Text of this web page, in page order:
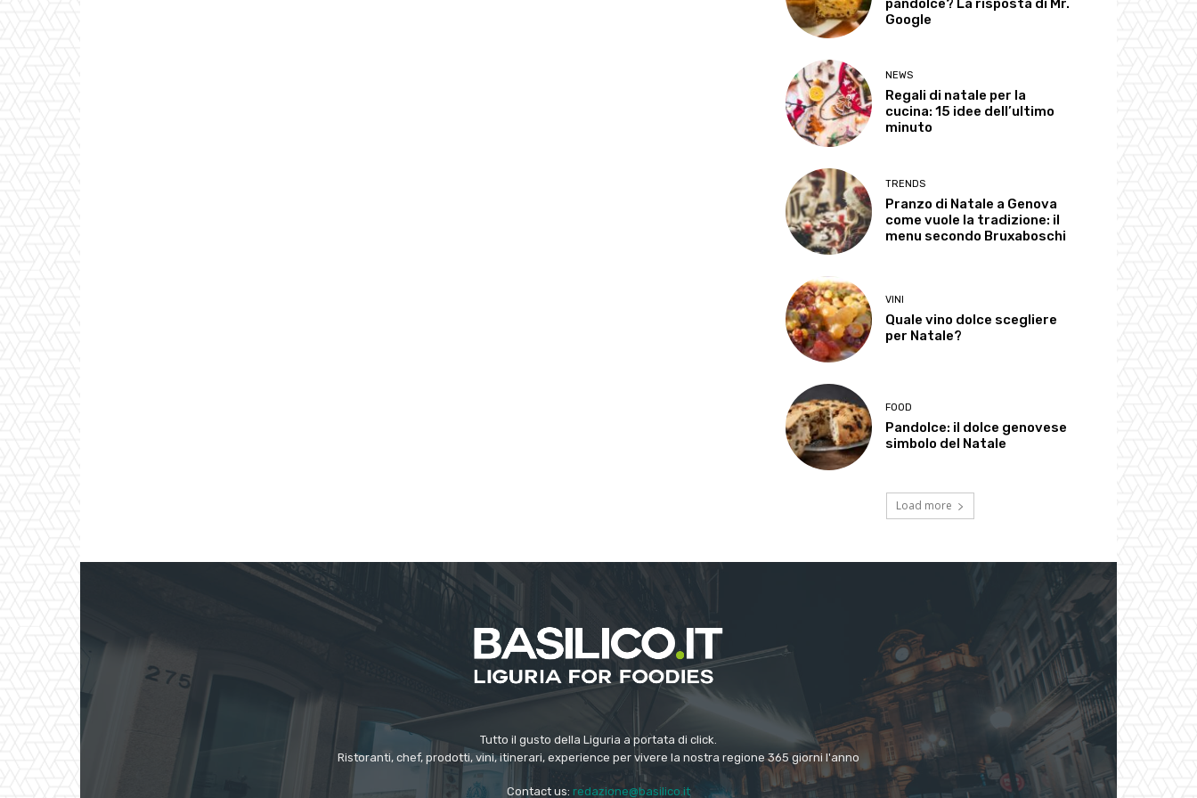
pandolce? La risposta di Mr.
Google
NEWS
Regali di natale per la
cucina: 15 idee dell’ultimo
minuto
TRENDS
Pranzo di Natale a Genova
come vuole la tradizione: il
menu secondo Bruxaboschi
VINI
Quale vino dolce scegliere
per Natale?
FOOD
Pandolce: il dolce genovese
simbolo del Natale
Load more
Tutto il gusto della Liguria a portata di click.
Ristoranti, chef, prodotti, vini, itinerari, experience per vivere la nostra regione 365 giorni l'anno
Contact us: redazione@basilico.it